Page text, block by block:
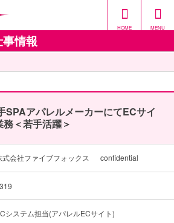
HOME MENU
情報
SPAアパレルメーカーにてECサイ
務＜若手活躍＞
式会社ファイブフォックス confidential
システム担当(アパレルECサイト)